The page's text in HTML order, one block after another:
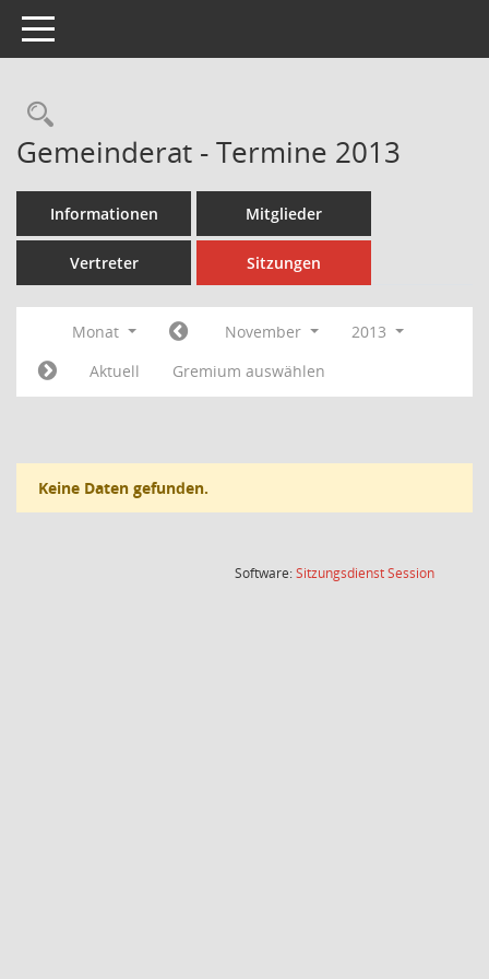
Toggle navigation
Rechercheauswahl
Gemeinderat - Termine 2013
Informationen Mitglieder
Vertreter Sitzungen
Monat November
2013
Aktuell
Gremium auswählen
Keine Daten gefunden.
Software:SitzungsdienstSession(Wird in